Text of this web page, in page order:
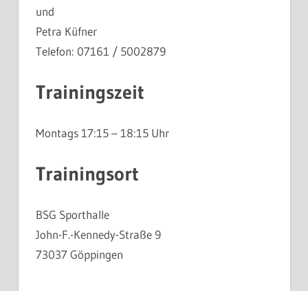
und
Petra Küfner
Telefon: 07161 / 5002879
Trainingszeit
Montags 17:15 – 18:15 Uhr
Trainingsort
BSG Sporthalle
John-F.-Kennedy-Straße 9
73037 Göppingen